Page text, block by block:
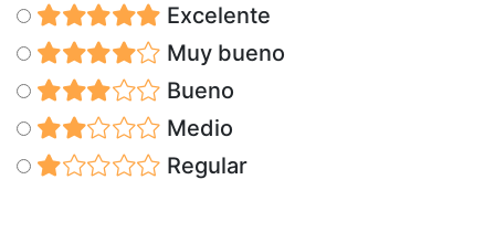
Excelente
Muy bueno
Bueno
Medio
Regular